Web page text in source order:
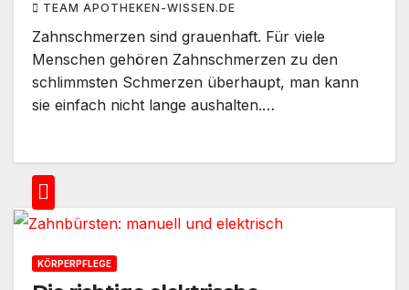
TEAM APOTHEKEN-WISSEN.DE
Zahnschmerzen sind grauenhaft. Für viele
Menschen gehören Zahnschmerzen zu den
schlimmsten Schmerzen überhaupt, man kann
sie einfach nicht lange aushalten.…
KÖRPERPFLEGE